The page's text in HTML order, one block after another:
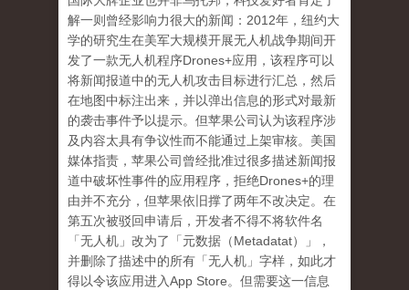
解一则曾经影响力很大的新闻： 2012年，纽约大
学的研究生在美军大规模开展无人机战争期间开
发了一款无人机程序Drones+应用，该程序可以
将新闻报道中的无人机攻击目标进行汇总，然后
在地图中标注出来，并以弹出信息的形式对最新
的袭击事件予以提示。但苹果公司认为该程序涉
及内容太具有争议性而不能通过上架审核。美国
媒体指责，苹果公司曾经批准过很多描述新闻报
道中破坏性事件的应用程序，拒绝Drones+的理
由并不充分，但苹果依旧撑了两年不改决定。在
第五次被驳回申请后，开发者不得不将软件名
「无人机」改为了「元数据（Metadatat）」，
并删除了描述中的所有「无人机」字样，如此才
得以令该应用进入App Store。但需要这一信息